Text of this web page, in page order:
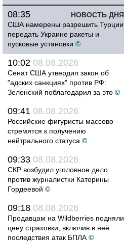
НОВОСТЬ ДНЯ
08:35
США намерены разрешить Турции
передать Украине ракеты и
пусковые установки ©
10:02 08.08.2026
Сенат США утвердил закон об
"адских санкциях" против РФ:
Зеленский поблагодарил за это ©
09:41 08.08.2026
Российские фигуристы массово
стремятся к получению
нейтрального статуса ©
09:33 08.08.2026
СКР возбудил уголовное дело
против журналистки Катерины
Гордеевой ©
09:18 08.08.2026
Продавцам на Wildberries подняли
цену страховки, включив в неё
последствия атак БПЛА ©